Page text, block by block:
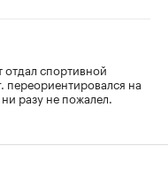
отдал спортивной
переориентировался на
разу не пожалел.